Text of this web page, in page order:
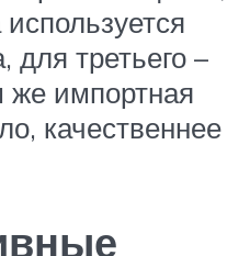
для третьего –
же импортная
качественнее